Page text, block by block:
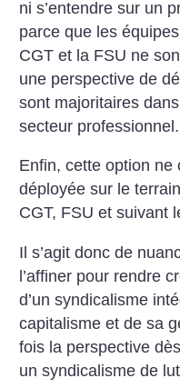
ni s’entendre sur un
parce que les
CGT et la FSU ne
une perspective de
sont majoritaires
secteur professionnel.
Enfin, cette option ne
déployée sur le
CGT, FSU et suivant
Il s’agit donc de
l’affiner pour rendre
d’un syndicalisme
capitalisme et de sa
fois la perspective
un syndicalisme de